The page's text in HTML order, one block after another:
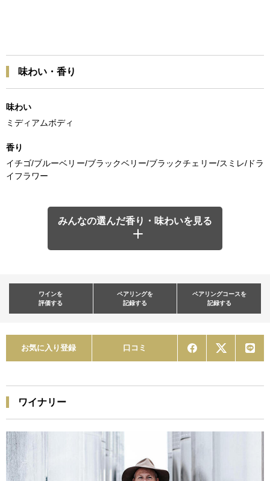
味わい・香り
味わい
ミディアムボディ
香り
イチゴ/ブルーベリー/ブラックベリー/ブラックチェリー/スミレ/ドラ
イフラワー
みんなの選んだ香り・味わいを見る
ワインを
評価する
ペアリングを
記録する
ペアリングコースを
記録する
お気に入り登録 口コミ
ワイナリー